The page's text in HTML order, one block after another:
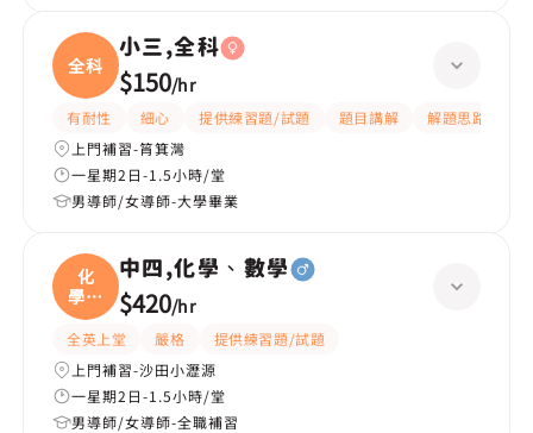
全科
小三,全科
$150/hr
有耐性 細心 提供練習題/試題 題目講解
解題思路
上門補習-筲箕灣
一星期2日-1.5小時/堂
男導師/女導師-大學畢業
化
學、
數學
中四,化學、數學
$420/hr
全英上堂 嚴格
提供練習題/試題
上門補習-沙田小瀝源
一星期2日-1.5小時/堂
男導師/女導師-全職補習